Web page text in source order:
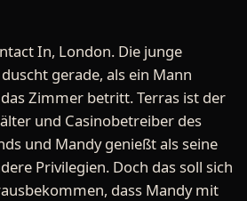
In, London. Die junge
gerade, als ein Mann
Zimmer betritt. Terras ist der
und Casinobetreiber des
und Mandy genießt als seine
Privilegien. Doch das soll sich
dass Mandy mit